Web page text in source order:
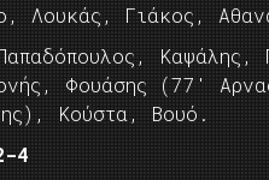
Λουκάς, Γιάκος,
Καψάλης,
Φουάσης (77′
Κούστα, Βουό.
4